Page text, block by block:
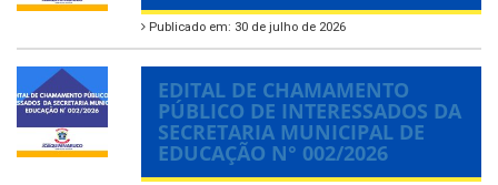
Publicado em: 30 de julho de 2026
EDITAL DE CHAMAMENTO
PÚBLICO DE INTERESSADOS DA
SECRETARIA MUNICIPAL DE
EDUCAÇÃO N° 002/2026